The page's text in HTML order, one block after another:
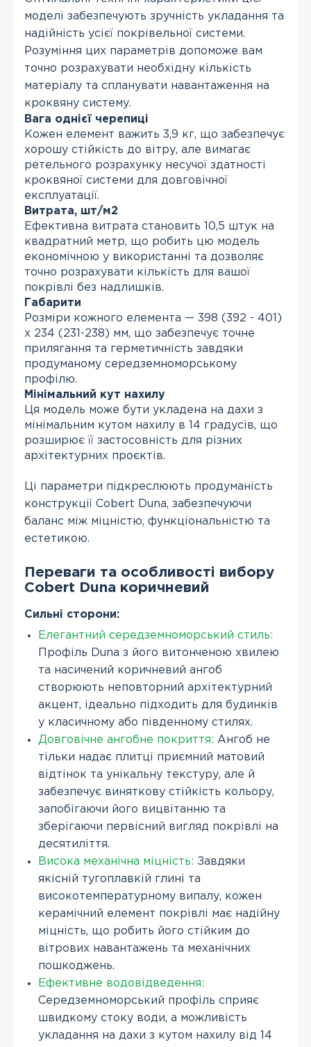
моделі забезпечують зручність укладання та
надійність усієї покрівельної системи.
Розуміння цих параметрів допоможе вам
точно розрахувати необхідну кількість
матеріалу та спланувати навантаження на
кроквяну систему.
Вага однієї черепиці
Кожен елемент важить 3,9 кг, що забезпечує
хорошу стійкість до вітру, але вимагає
ретельного розрахунку несучої здатності
кроквяної системи для довговічної
експлуатації.
Витрата, шт/м2
Ефективна витрата становить 10,5 штук на
квадратний метр, що робить цю модель
економічною у використанні та дозволяє
точно розрахувати кількість для вашої
покрівлі без надлишків.
Габарити
Розміри кожного елемента — 398 (392 - 401)
х 234 (231-238) мм, що забезпечує точне
прилягання та герметичність завдяки
продуманому середземноморському
профілю.
Мінімальний кут нахилу
Ця модель може бути укладена на дахи з
мінімальним кутом нахилу в 14 градусів, що
розширює її застосовність для різних
архітектурних проєктів.
Ці параметри підкреслюють продуманість
конструкції Cobert Duna, забезпечуючи
баланс між міцністю, функціональністю та
естетикою.
Переваги та особливості вибору
Cobert Duna коричневий
Сильні сторони:
Елегантний середземноморський стиль:
Профіль Duna з його витонченою хвилею
та насичений коричневий ангоб
створюють неповторний архітектурний
акцент, ідеально підходить для будинків
у класичному або південному стилях.
Довговічне ангобне покриття: Ангоб не
тільки надає плитці приємний матовий
відтінок та унікальну текстуру, але й
забезпечує виняткову стійкість кольору,
запобігаючи його вицвітанню та
зберігаючи первісний вигляд покрівлі на
десятиліття.
Висока механічна міцність: Завдяки
якісній тугоплавкій глині та
високотемпературному випалу, кожен
керамічний елемент покрівлі має надійну
міцність, що робить його стійким до
вітрових навантажень та механічних
пошкоджень.
Ефективне водовідведення:
Середземноморський профіль сприяє
швидкому стоку води, а можливість
укладання на дахи з кутом нахилу від 14